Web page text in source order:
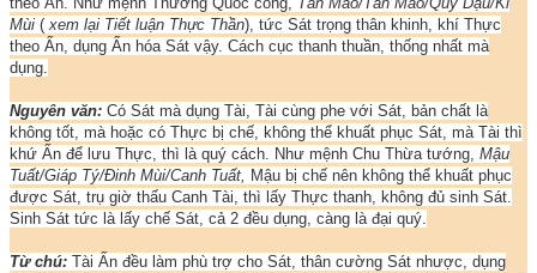
Mùi ( xem lại Tiết luận Thực Thần), tức Sát trọng thân khinh, khí Thực
theo Ấn, dụng Ấn hóa Sát vậy. Cách cục thanh thuần, thống nhất mà
dụng.
Nguyên văn: Có Sát mà dụng Tài, Tài cùng phe với Sát, bản chất là
không tốt, mà hoặc có Thực bị chế, không thể khuất phục Sát, mà Tài thì
khứ Ấn để lưu Thực, thì là quý cách. Như mệnh Chu Thừa tướng, Mậu
Tuất/Giáp Tý/Đinh Mùi/Canh Tuất,
Mậu bị chế nên không thể khuất phục
được Sát, trụ giờ thấu Canh Tài, thì lấy Thực thanh, không đủ sinh Sát.
Sinh Sát tức là lấy chế Sát, cả 2 đều dụng, càng là đại quý.
Từ chú: Tài Ấn đều làm phù trợ cho Sát, thân cường Sát nhược, dụng